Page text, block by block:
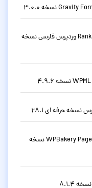
دانلود افزونه سئو حرفه ای رنک مث Rank Math Pro وردپرس فارسی نسخه
افزونه صفحه ساز و ویرایشگر دیداری WPBakery Page Builder نسخه